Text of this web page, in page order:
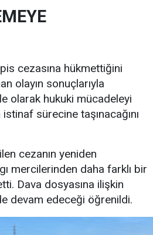
cezasına hükmettiğini
olayın sonuçlarıyla
olarak hukuki mücadeleyi
sürecine taşınacağını
cezanın yeniden
mercilerinden daha farklı bir
Dava dosyasına ilişkin
devam edeceği öğrenildi.